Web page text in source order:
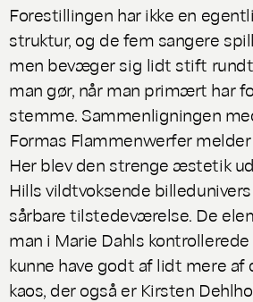
Forestillingen har ikke en
struktur, og de fem sangere
men bevæger sig lidt stift rundt
man gør, når man primært har
stemme. Sammenligningen
Formas Flammenwerfermelder
Her blev den strenge æstetik
Hills vildtvoksende
sårbare tilstedeværelse. De
man i Marie Dahls
kunne have godt af lidt mere af
kaos, der også er Kirsten